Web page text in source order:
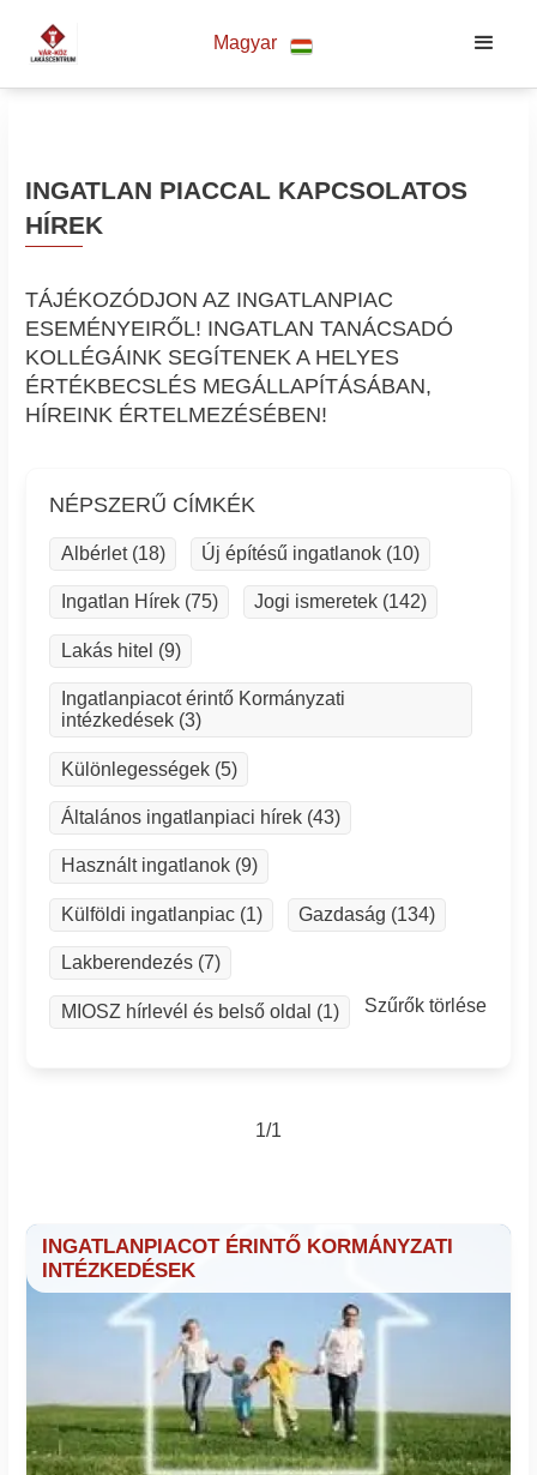
Magyar
INGATLAN PIACCAL KAPCSOLATOS
HÍREK
TÁJÉKOZÓDJON AZ INGATLANPIAC
ESEMÉNYEIRŐL! INGATLAN TANÁCSADÓ
KOLLÉGÁINK SEGÍTENEK A HELYES
ÉRTÉKBECSLÉS MEGÁLLAPÍTÁSÁBAN,
HÍREINK ÉRTELMEZÉSÉBEN!
1/1
INGATLANPIACOT ÉRINTŐ KORMÁNYZATI
INTÉZKEDÉSEK
NÉPSZERŰ CÍMKÉK
Albérlet (18) Új építésű ingatlanok (10)
Ingatlan Hírek (75) Jogi ismeretek (142)
Lakás hitel (9)
Ingatlanpiacot érintő Kormányzati
intézkedések (3)
Különlegességek (5)
Általános ingatlanpiaci hírek (43)
Használt ingatlanok (9)
Külföldi ingatlanpiac (1) Gazdaság (134)
Lakberendezés (7)
MIOSZ hírlevél és belső oldal (1) Szűrők törlése